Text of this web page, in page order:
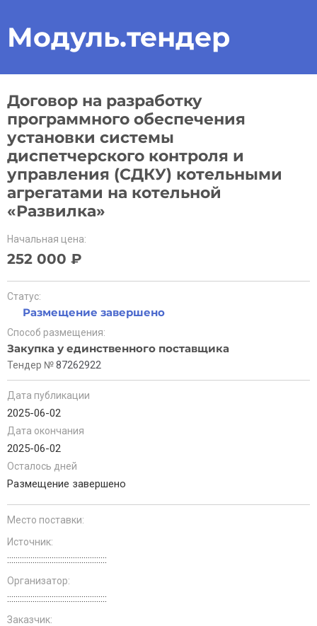
Модуль.тендер
Договор на разработку
программного обеспечения
установки системы
диспетчерского контроля и
управления (СДКУ) котельными
агрегатами на котельной
«Развилка»
Начальная цена:
252 000 ₽
Статус:
Размещение завершено
Способ размещения:
Закупка у единственного поставщика
Тендер №87262922
Дата публикации
2025-06-02
Дата окончания
2025-06-02
Осталось дней
Размещение завершено
Место поставки:
Источник:
:::::::::::::::::::::::::::::::::::::::::::::::
Организатор:
:::::::::::::::::::::::::::::::::::::::::::::::
Заказчик: